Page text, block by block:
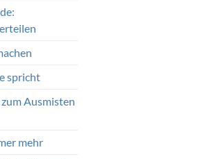
spricht
Ausmisten
mehr